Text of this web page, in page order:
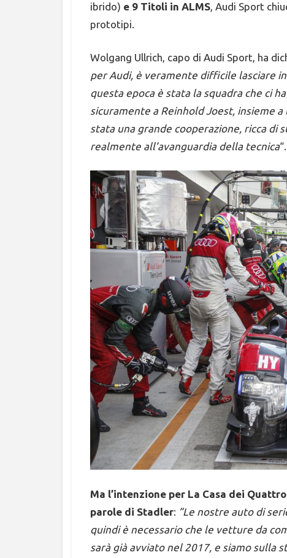
ibrido) e 9 Titoli in ALMS, Audi Sport
prototipi.
Wolgang Ullrich, capo di Audi Sport, ha
per Audi, è veramente difficile lasciare
questa epoca è stata la squadra che ci
sicuramente a Reinhold Joest, insieme
stata una grande cooperazione, ricca di
realmente all’avanguardia della tecnica“.
Ma l’intenzione per La Casa dei
parole di Stadler: ”Le nostre auto di
quindi è necessario che le vetture da
sarà già avviato nel 2017, e siamo sulla